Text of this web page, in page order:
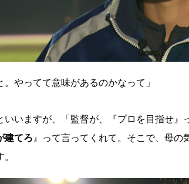
。やってて意味があるのかなって」
いいますが、「監督が、『プロを目指せ』
建てろ』って言ってくれて。そこで、母の